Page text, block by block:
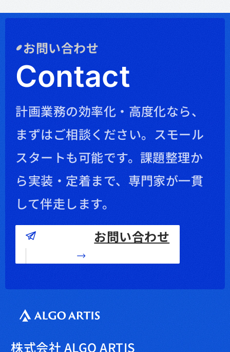
お問い合わせ
Contact
計画業務の効率化・高度化なら、
まずはご相談ください。 スモール
スタートも可能です。課題整理か
ら実装・定着まで、専門家が一貫
して伴走します。
お問い合わせ
株式会社 ALGO ARTIS